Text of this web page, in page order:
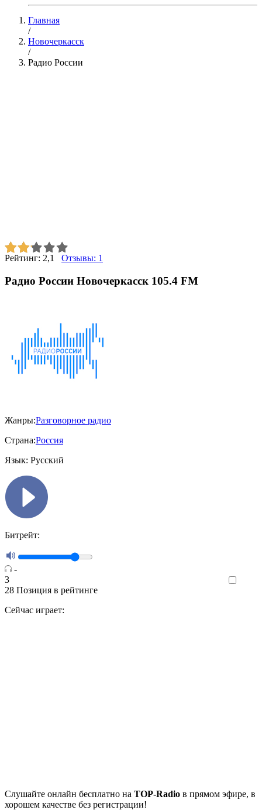
Главная
/
Новочеркасск
/
Радио России
Рейтинг: 2,1 Отзывы: 1
Радио России Новочеркасск 105.4 FM
Жанры:Разговорное радио
Страна:Россия
Язык: Русский
Битрейт:
-
3
28 Позиция в рейтинге
Сейчас играет:
Cлушайте онлайн бесплатно на TOP-Radio в прямом эфире, в
хорошем качестве без регистрации!